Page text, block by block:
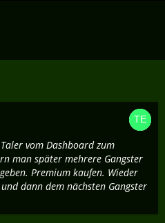
vom Dashboard zum
man später mehrere Gangster
Premium kaufen. Wieder
dann dem nächsten Gangster